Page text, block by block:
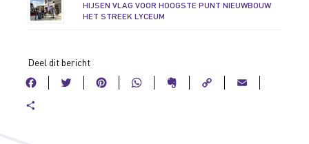
HIJSEN VLAG VOOR HOOGSTE PUNT NIEUWBOUW
HET STREEK LYCEUM
Deel dit bericht
Facebook
TwitterPinterest
WhatsApp
Evernote
Copy
Link